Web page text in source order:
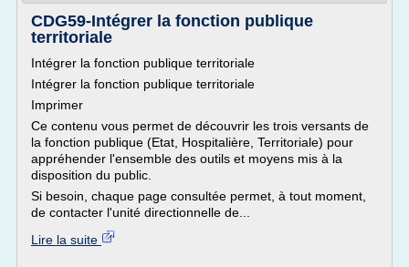
CDG59-Intégrer la fonction publique
territoriale
Intégrer la fonction publique territoriale
Intégrer la fonction publique territoriale
Imprimer
Ce contenu vous permet de découvrir les trois versants de
la fonction publique (Etat, Hospitalière, Territoriale) pour
appréhender l'ensemble des outils et moyens mis à la
disposition du public.
Si besoin, chaque page consultée permet, à tout moment,
de contacter l'unité directionnelle de...
Lire la suite